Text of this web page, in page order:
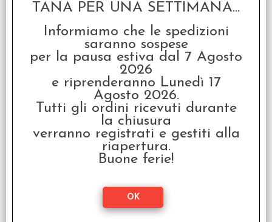
Gemini - D8
€ 72,00
€57,60
Gemini - D6
€ 72,00
TANA PER UNA SETTIMANA...
Informiamo che le spedizioni
saranno sospese
per la pausa estiva dal 7 Agosto
2026
e riprenderanno Lunedì 17
Agosto 2026.
Tutti gli ordini ricevuti durante
la chiusura
verranno registrati e gestiti alla
riapertura.
Buone ferie!